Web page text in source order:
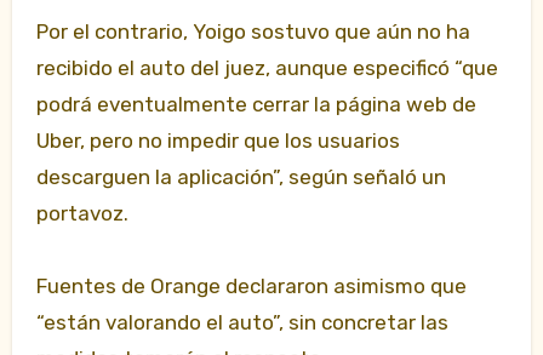
Por el contrario, Yoigo sostuvo que aún no ha
recibido el auto del juez, aunque especificó “que
podrá eventualmente cerrar la página web de
Uber, pero no impedir que los usuarios
descarguen la aplicación”, según señaló un
portavoz.
Fuentes de Orange declararon asimismo que
“están valorando el auto”, sin concretar las